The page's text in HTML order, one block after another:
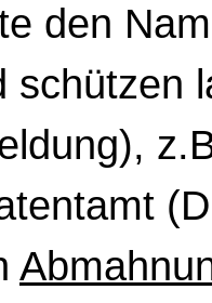
den
schützen